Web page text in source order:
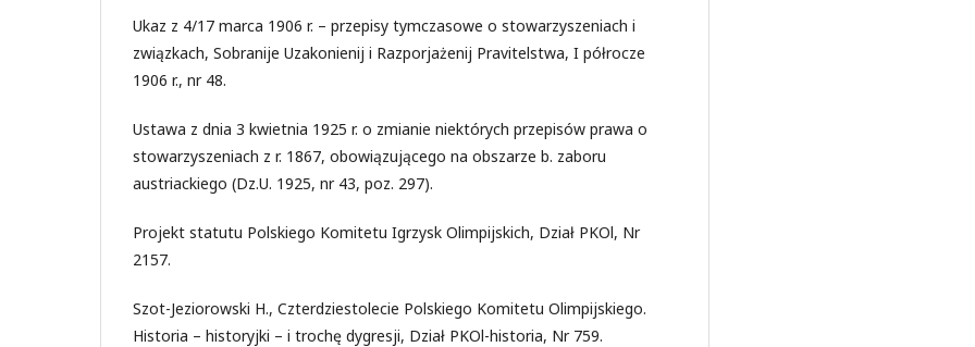
Ukaz z 4/17 marca 1906 r. – przepisy tymczasowe o stowarzyszeniach i
związkach, Sobranije Uzakonienij i Razporjażenij Pravitelstwa, I półrocze
1906 r., nr 48.
Ustawa z dnia 3 kwietnia 1925 r. o zmianie niektórych przepisów prawa o
stowarzyszeniach z r. 1867, obowiązującego na obszarze b. zaboru
austriackiego (Dz.U. 1925, nr 43, poz. 297).
Projekt statutu Polskiego Komitetu Igrzysk Olimpijskich, Dział PKOl, Nr
2157.
Szot-Jeziorowski H., Czterdziestolecie Polskiego Komitetu Olimpijskiego.
Historia – historyjki – i trochę dygresji, Dział PKOl-historia, Nr 759.